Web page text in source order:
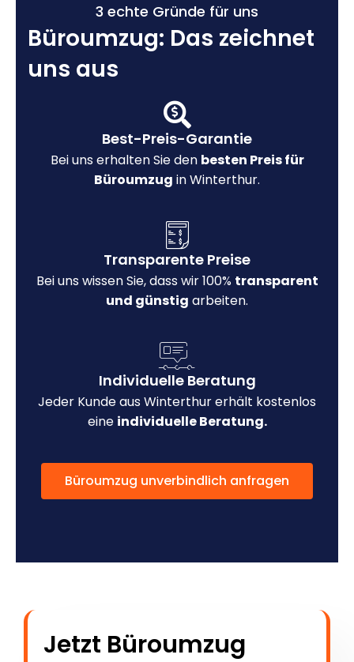
3 echte Gründe für uns
Büroumzug: Das zeichnet
uns aus
Best-Preis-Garantie
Bei uns erhalten Sie den besten Preis für
Büroumzug in Winterthur.
Transparente Preise
Bei uns wissen Sie, dass wir 100% transparent
und günstig arbeiten.
Individuelle Beratung
Jeder Kunde aus Winterthur erhält kostenlos
eine individuelle Beratung.
Büroumzug unverbindlich anfragen
Jetzt Büroumzug